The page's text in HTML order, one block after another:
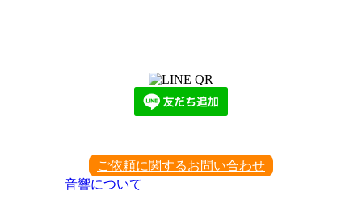
ご依頼に関するお問い合わせ
音響について